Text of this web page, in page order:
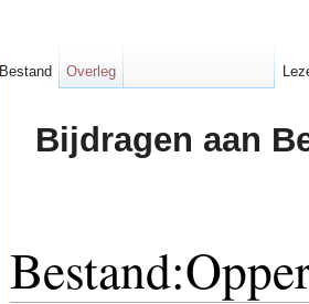
Bijdragen aan
Bestand Overleg